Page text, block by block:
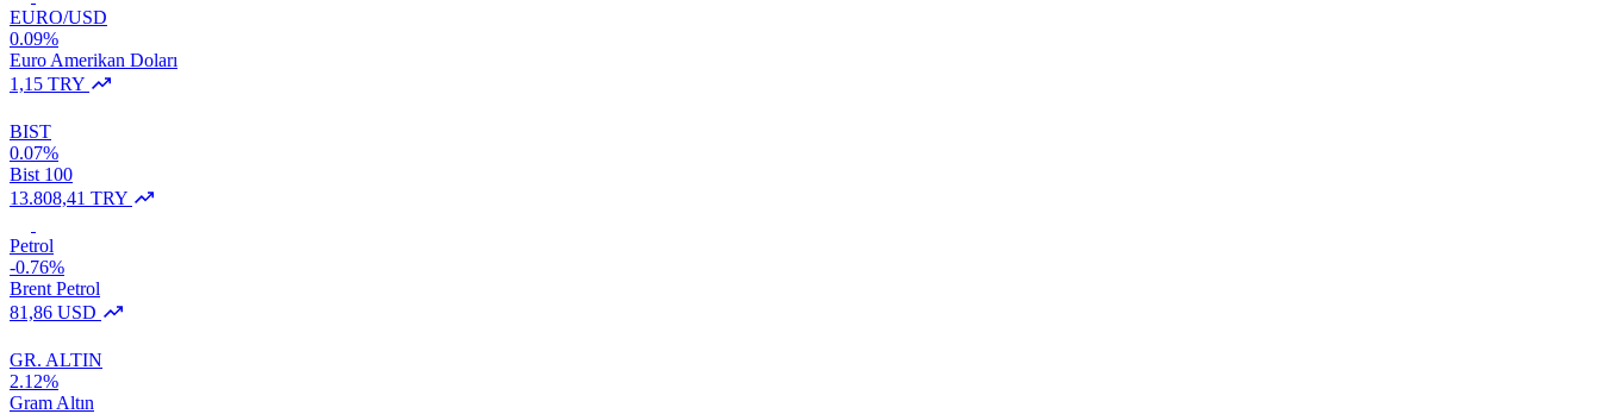
EURO/USD
0.09%
Euro Amerikan Doları
1,15 TRY
BIST
0.07%
Bist 100
13.808,41 TRY
Petrol
-0.76%
Brent Petrol
81,86 USD
GR. ALTIN
2.12%
Gram Altın